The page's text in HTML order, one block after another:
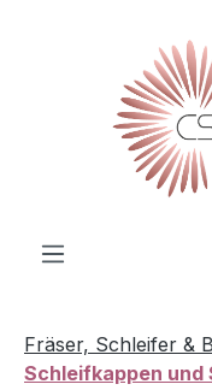
Fräser, Schleifer &
Schleifkappen